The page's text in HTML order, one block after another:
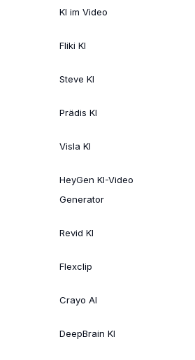
KI im Video
Fliki KI
Steve KI
Prädis KI
Visla KI
HeyGen KI-Video
Generator
Revid KI
Flexclip
Crayo AI
DeepBrain KI